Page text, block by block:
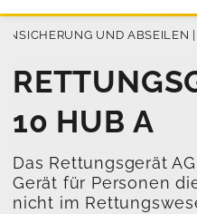
UND ABSEILEN |
10 HUB A
Das Rettungsgerät
Gerät für Personen
nicht im